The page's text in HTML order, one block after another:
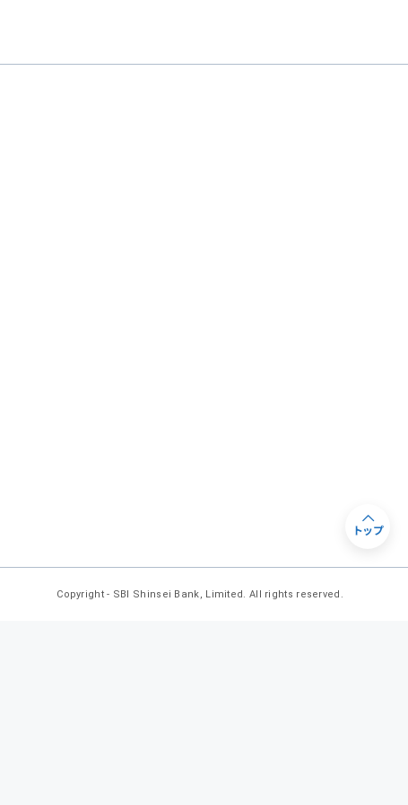
Copyright - SBI Shinsei Bank, Limited. All rights reserved.
トップ